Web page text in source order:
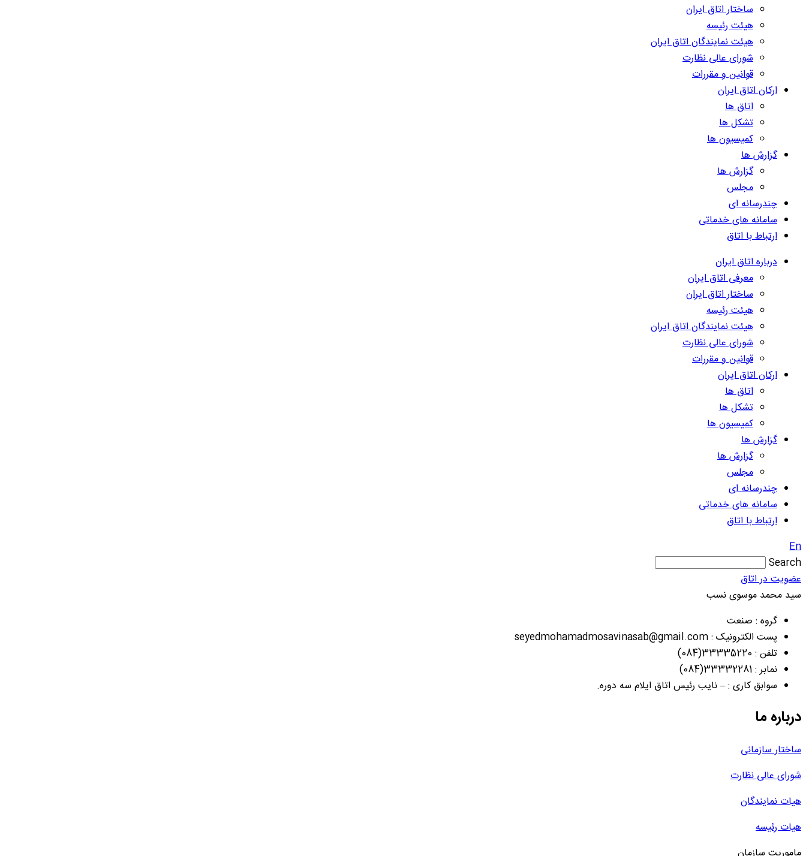
ساختار اتاق ایران
هیئت رئیسه
هیئت نمایندگان اتاق ایران
شورای عالی نظارت
قوانین و مقررات
ارکان اتاق ایران
اتاق ها
تشکل ها
کمیسیون ها
گزارش ها
گزارش ها
مجلس
چندرسانه ای
سامانه های خدماتی
ارتباط با اتاق
درباره اتاق ایران
معرفی اتاق ایران
ساختار اتاق ایران
هیئت رئیسه
هیئت نمایندگان اتاق ایران
شورای عالی نظارت
قوانین و مقررات
ارکان اتاق ایران
اتاق ها
تشکل ها
کمیسیون ها
گزارش ها
گزارش ها
مجلس
چندرسانه ای
سامانه های خدماتی
ارتباط با اتاق
En
Search
عضویت در اتاق
سید محمد موسوی نسب
گروه : صنعت
پست الکترونیک : seyedmohamadmosavinasab@gmail.com
تلفن : 33335220(084)
نمابر : 33332281(084)
سوابق کاری : – نایب رئیس اتاق ایلام سه دوره.
درباره ما
ساختار سازمانی
شورای عالی نظارت
هیات نمایندگان
هیات رئیسه